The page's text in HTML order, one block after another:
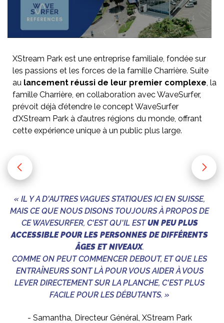
XStream Park est une entreprise familiale, fondée sur
les passions et les forces de la famille Charrière. Suite
au lancement réussi de leur premier complexe , la
famille Charrière, en collaboration avec WaveSurfer,
prévoit déjà d’étendre le concept WaveSurfer
d’XStream Park à d’autres régions du monde, offrant
cette expérience unique à un public plus large.
« IL Y A D'AUTRES VAGUES STATIQUES ICI EN SUISSE,
MAIS CE QUE NOUS DISONS TOUJOURS À PROPOS DE
CE WAVESURFER, C'EST QU'IL ESTUN PEU PLUS
ACCESSIBLE POUR LES PERSONNES DE DIFFÉRENTS
ÂGES ET NIVEAUX.
COMME ON PEUT COMMENCER DEBOUT, ET QUE LES
ENTRAÎNEURS SONT LÀ POUR VOUS AIDER À VOUS
LEVER DIRECTEMENT SUR LA PLANCHE, C'EST PLUS
FACILE POUR LES DÉBUTANTS. »
- Samantha, Directeur Général, XStream Park